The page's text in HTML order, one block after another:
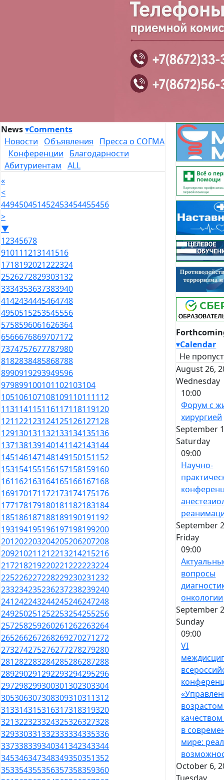
News▾Comments
Новости
Объявления
Пресса о СОГМА
Конференции
Благодарности
Абитуриентам ALL
«
<
449450451452453454455456
>
▼
12345678
910111213141516
1718192021222324
2526272829303132
3334353637383940
4142434445464748
4950515253545556
5758596061626364
6566676869707172
7374757677787980
8182838485868788
8990919293949596
979899100101102103104
105106107108109110111112
113114115116117118119120
121122123124125126127128
129130131132133134135136
137138139140141142143144
145146147148149150151152
153154155156157158159160
161162163164165166167168
169170171172173174175176
177178179180181182183184
185186187188189190191192
193194195196197198199200
201202203204205206207208
209210211212213214215216
217218219220221222223224
225226227228229230231232
233234235236237238239240
241242243244245246247248
249250251252253254255256
257258259260261262263264
265266267268269270271272
273274275276277278279280
281282283284285286287288
289290291292293294295296
297298299300301302303304
305306307308309310311312
313314315316317318319320
321322323324325326327328
329330331332333334335336
337338339340341342343344
345346347348349350351352
353354355356357358359360
▾Calendar
Не
August 26,
Wednesday
10:00
Форум с
хирургией
September
Saturday
09:00
Научно-
September
Friday
09:00
вопросы
онкологии
September
Sunday
09:00
VI
в
мире:
October 6,